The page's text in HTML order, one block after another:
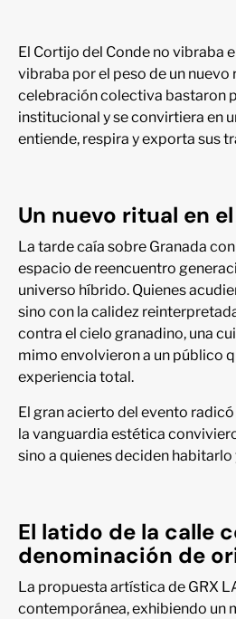
El Cortijo del Conde no vibraba
vibraba por el peso de un
celebración colectiva bastaron
institucional y se convirtiera en
entiende, respira y exporta sus
Un nuevo ritual en
La tarde caía sobre Granada
espacio de reencuentro
universo híbrido. Quienes
sino con la calidez
contra el cielo granadino, una
mimo envolvieron a un público
experiencia total.
El gran acierto del evento
la vanguardia estética
sino a quienes deciden
El latido de la calle
denominación de
La propuesta artística de GRX
contemporánea, exhibiendo un